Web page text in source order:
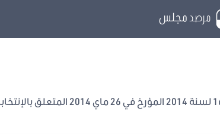
مرصد مجلس